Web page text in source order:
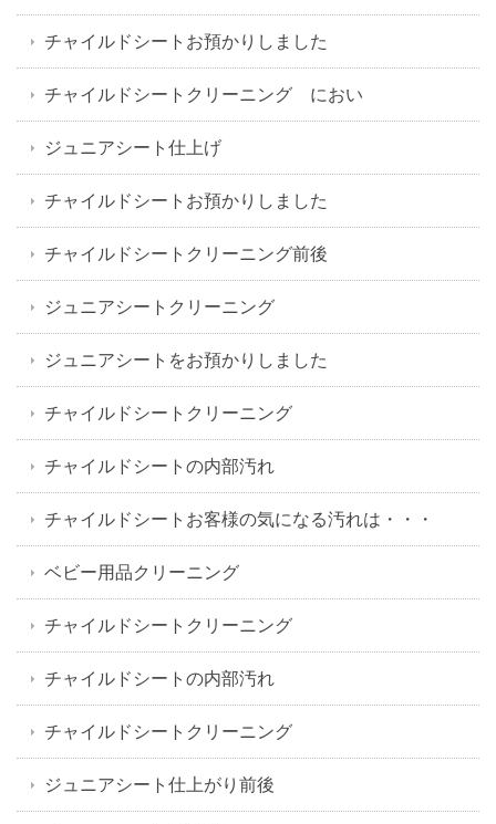
チャイルドシートお預かりしました
チャイルドシートクリーニング におい
ジュニアシート仕上げ
チャイルドシートお預かりしました
チャイルドシートクリーニング前後
ジュニアシートクリーニング
ジュニアシートをお預かりしました
チャイルドシートクリーニング
チャイルドシートの内部汚れ
チャイルドシートお客様の気になる汚れは・・・
ベビー用品クリーニング
チャイルドシートクリーニング
チャイルドシートの内部汚れ
チャイルドシートクリーニング
ジュニアシート仕上がり前後